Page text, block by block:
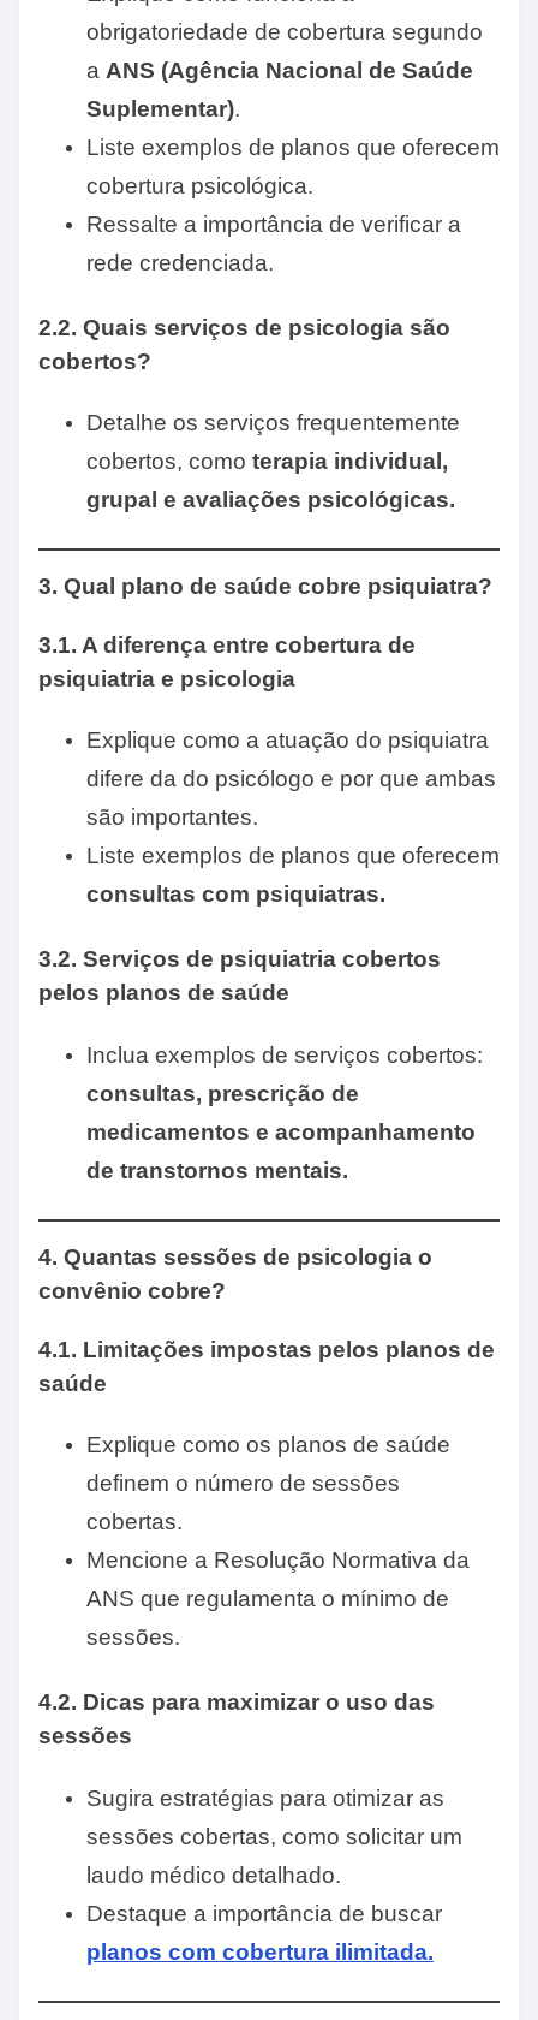
obrigatoriedade de cobertura segundo
a ANS (Agência Nacional de Saúde
Suplementar).
Liste exemplos de planos que oferecem
cobertura psicológica.
Ressalte a importância de verificar a
rede credenciada.
2.2. Quais serviços de psicologia são
cobertos?
Detalhe os serviços frequentemente
cobertos, como terapia individual,
grupal e avaliações psicológicas.
3. Qual plano de saúde cobre psiquiatra?
3.1. A diferença entre cobertura de
psiquiatria e psicologia
Explique como a atuação do psiquiatra
difere da do psicólogo e por que ambas
são importantes.
Liste exemplos de planos que oferecem
consultas com psiquiatras.
3.2. Serviços de psiquiatria cobertos
pelos planos de saúde
Inclua exemplos de serviços cobertos:
consultas, prescrição de
medicamentos e acompanhamento
de transtornos mentais.
4. Quantas sessões de psicologia o
convênio cobre?
4.1. Limitações impostas pelos planos de
saúde
Explique como os planos de saúde
definem o número de sessões
cobertas.
Mencione a Resolução Normativa da
ANS que regulamenta o mínimo de
sessões.
4.2. Dicas para maximizar o uso das
sessões
Sugira estratégias para otimizar as
sessões cobertas, como solicitar um
laudo médico detalhado.
Destaque a importância de buscar
planos com cobertura ilimitada.